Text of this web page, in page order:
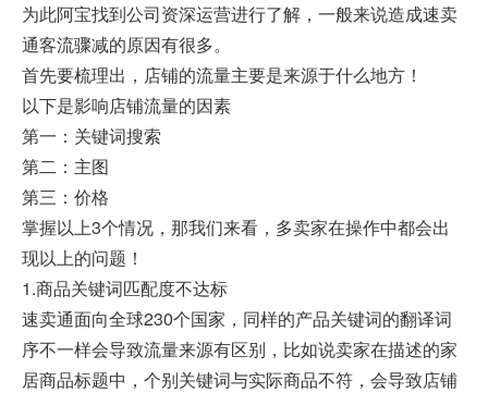
为此阿宝找到公司资深运营进行了解，一般来说造成速卖
通客流骤减的原因有很多。
首先要梳理出，店铺的流量主要是来源于什么地方！
以下是影响店铺流量的因素
第一：关键词搜索
第二：主图
第三：价格
掌握以上3个情况，那我们来看，多卖家在操作中都会出
现以上的问题！
1.商品关键词匹配度不达标
速卖通面向全球230个国家，同样的产品关键词的翻译词
序不一样会导致流量来源有区别，比如说卖家在描述的家
居商品标题中，个别关键词与实际商品不符，会导致店铺